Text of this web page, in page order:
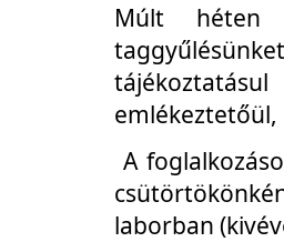
Múlt héten
emlékeztetőül,
A
laborban